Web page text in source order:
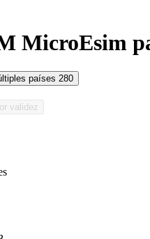
MicroEsim
países 280
validez